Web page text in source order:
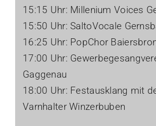
15:15 Uhr: Millenium Voices
15:50 Uhr: SaltoVocale
16:25 Uhr: PopChor
17:00 Uhr:
Gaggenau
18:00 Uhr: Festausklang mit
Varnhalter Winzerbuben